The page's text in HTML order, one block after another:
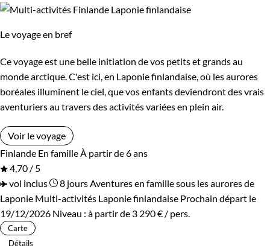
Le voyage en bref
Ce voyage est une belle initiation de vos petits et grands au
monde arctique. C'est ici, en Laponie finlandaise, où les aurores
boréales illuminent le ciel, que vos enfants deviendront des vrais
aventuriers au travers des activités variées en plein air.
Voir le voyage
Finlande En familleÀ partir de 6 ans
4,70 / 5
vol inclus
8 joursAventures en famille sous les aurores de
Laponie Multi-activités Laponie finlandaise Prochain départ le
19/12/2026 Niveau : à partir de 3 290 € / pers.
Carte
Détails